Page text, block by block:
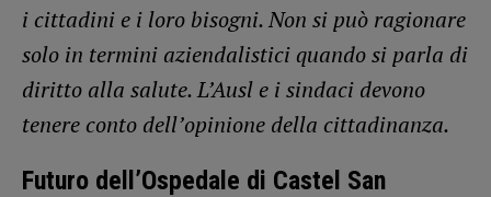
i cittadini e i loro bisogni. Non si può ragionare
solo in termini aziendalistici quando si parla di
diritto alla salute. L’Ausl e i sindaci devono
tenere conto dell’opinione della cittadinanza.
Futuro dell’Ospedale di Castel San